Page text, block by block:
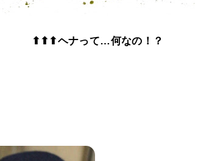
⬆⬆⬆ヘナって…何なの！？